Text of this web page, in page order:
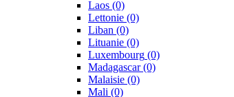
Laos (0)
Lettonie (0)
Liban (0)
Lituanie (0)
Luxembourg (0)
Madagascar(0)
Malaisie (0)
Mali (0)